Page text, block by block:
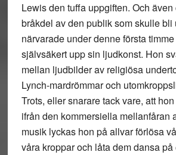
Lewis den tuffa uppgiften. Och även
bråkdel av den publik som skulle bli
närvarade under denne första
självsäkert upp sin ljudkonst. Hon
mellan ljudbilder av religiösa
Lynch-mardrömmar och
Trots, eller snarare tack vare, att
ifrån den kommersiella mellanfåran
musik lyckas hon på allvar förlösa
våra kroppar och låta dem dansa